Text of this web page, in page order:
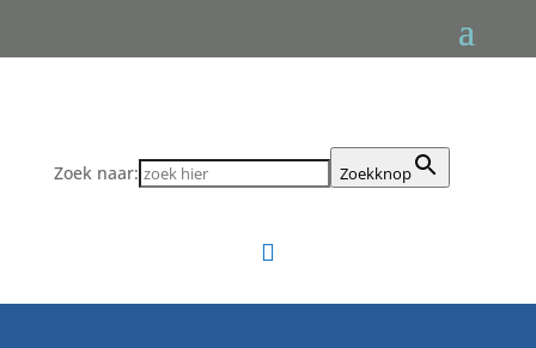
Zoek naar: Zoekknop
